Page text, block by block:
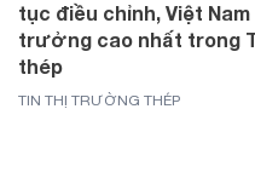
tục điều chỉnh, Việt
trưởng cao nhất trong
thép
TIN THỊ TRƯỜNG THÉP